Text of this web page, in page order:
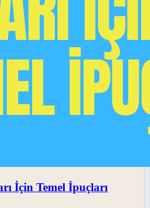
İçin Temel İpuçları